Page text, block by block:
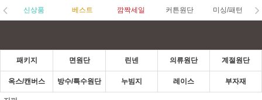
신상품 베스트 깜짝세일 커튼원단 미싱/패턴
패키지 면원단 린넨 의류원단 계절원단
옥스/캔버스 방수/특수원단 누빔지 레이스 부자재